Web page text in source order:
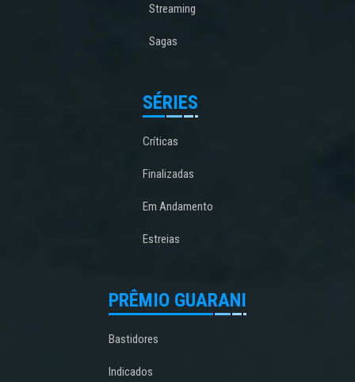
Streaming
Sagas
SÉRIES
Críticas
Finalizadas
Em Andamento
Estreias
PRÊMIO GUARANI
Bastidores
Indicados